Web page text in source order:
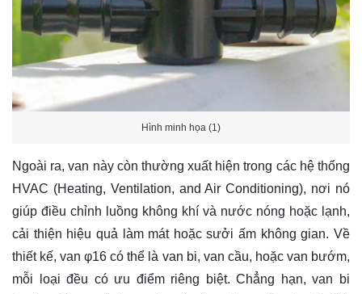
Hình minh họa (1)
Ngoài ra, van này còn thường xuất hiện trong các hệ thống
HVAC (Heating, Ventilation, and Air Conditioning), nơi nó
giúp điều chỉnh luồng không khí và nước nóng hoặc lạnh,
cải thiện hiệu quả làm mát hoặc sưởi ấm không gian. Về
thiết kế, van φ16 có thể là van bi, van cầu, hoặc van bướm,
mỗi loại đều có ưu điểm riêng biệt. Chẳng hạn, van bi